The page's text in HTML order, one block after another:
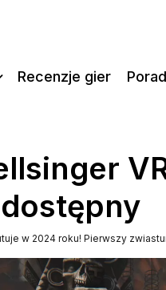
Recenzje gier
w 2024 roku! Pierwszy